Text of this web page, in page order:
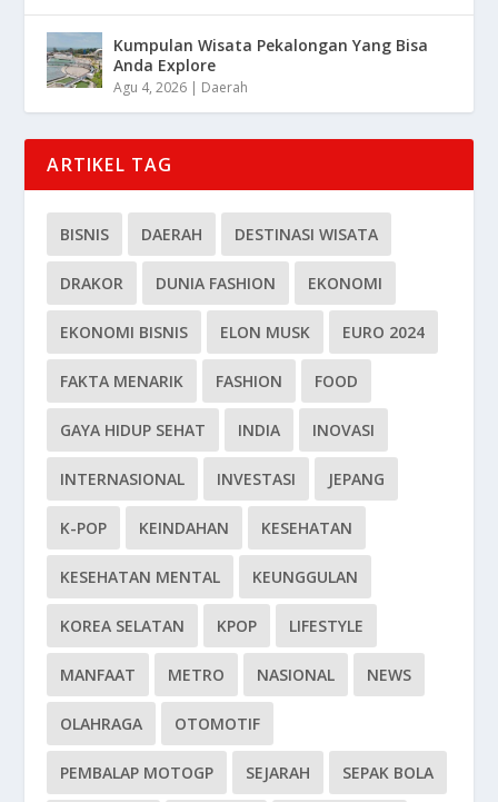
Kumpulan Wisata Pekalongan Yang Bisa
Anda Explore
Agu 4, 2026 | Daerah
ARTIKEL TAG
BISNIS DAERAH DESTINASI WISATA
DRAKOR DUNIA FASHION EKONOMI
EKONOMI BISNIS ELON MUSK EURO 2024
FAKTA MENARIK FASHION FOOD
GAYA HIDUP SEHAT INDIA INOVASI
INTERNASIONAL INVESTASI JEPANG
K-POP KEINDAHAN KESEHATAN
KESEHATAN MENTAL KEUNGGULAN
KOREA SELATAN KPOP LIFESTYLE
MANFAAT METRO NASIONAL NEWS
OLAHRAGA OTOMOTIF
PEMBALAP MOTOGP SEJARAH SEPAK BOLA